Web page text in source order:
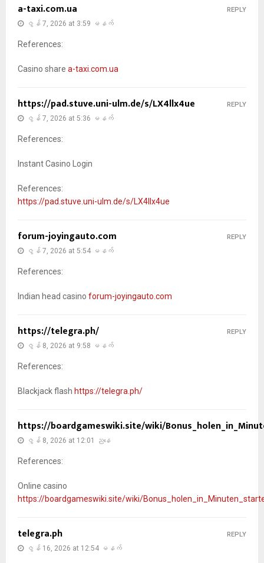
a-taxi.com.ua
ဇွန် 7, 2026 at 3:59 မနက်
References:
Casino share a-taxi.com.ua
REPLY
https://pad.stuve.uni-ulm.de/s/LX4llx4ue
ဇွန် 7, 2026 at 5:36 မနက်
References:
Instant Casino Login
References:
https://pad.stuve.uni-ulm.de/s/LX4llx4ue
REPLY
forum-joyingauto.com
ဇွန် 7, 2026 at 5:54 မနက်
References:
Indian head casino forum-joyingauto.com
REPLY
https://telegra.ph/
ဇွန် 8, 2026 at 9:58 မနက်
References:
Blackjack flash https://telegra.ph/
REPLY
https://boardgameswiki.site/wiki/
ဇွန် 8, 2026 at 12:01 ညနေ
References:
Online casino
https://boardgameswiki.site/wiki/
telegra.ph
ဇွန် 16, 2026 at 12:54 မနက်
REPLY